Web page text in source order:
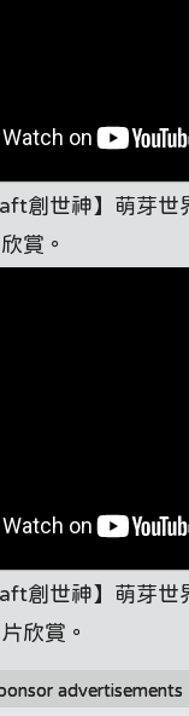
創世神】萌芽世
賞。
創世神】萌芽世
欣賞。
advertisements